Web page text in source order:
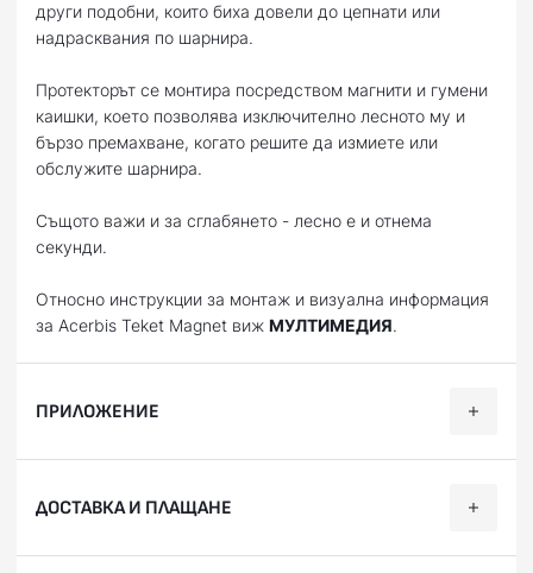
други подобни, които биха довели до цепнати или
надрасквания по шарнира.
Протекторът се монтира посредством магнити и гумени
каишки, което позволява изключително лесното му и
бързо премахване, когато решите да измиете или
обслужите шарнира.
Същото важи и за сглабянето - лесно е и отнема
секунди.
Относно инструкции за монтаж и визуална информация
за Acerbis Teket Magnet виж МУЛТИМЕДИЯ.
ПРИЛОЖЕНИЕ
Категория Марка
ДОСТАВКА И ПЛАЩАНЕ